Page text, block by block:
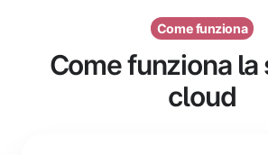
Come funziona
Come funziona la
cloud